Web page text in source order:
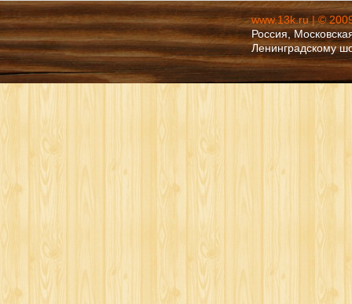
www.13k.ru | ©
Россия,
Ленинградскому